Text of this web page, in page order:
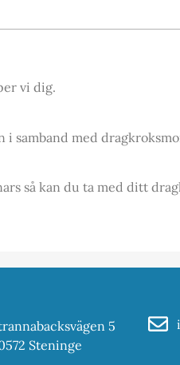
vi dig.
samband med
så kan du ta med ditt
5
Steninge